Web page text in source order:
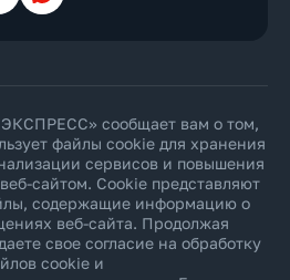
сообщает вам о том,
файлы cookie для хранения
сервисов и повышения
сайтом. Cookie представляют
содержащие информацию о
веб-сайта. Продолжая
свое согласие на обработку
cookie и